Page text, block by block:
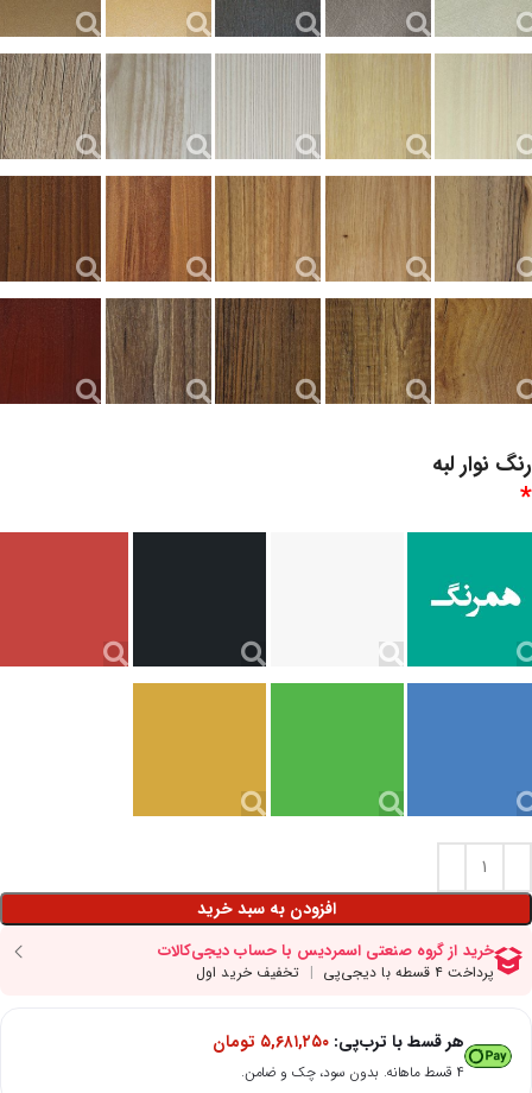
رنگ نوار لبه
*
افزودن به سبد خرید
هر قسط با ترب‌پی: ۵,۶۸۱,۲۵۰ تومان
۴ قسط ماهانه. بدون سود، چک و ضامن.